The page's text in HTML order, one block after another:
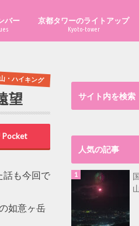
バー 京都タワーのライトアップ
Kyoto-tower
・ハイキング
望
Pocket
話も今回で
如意ヶ岳
サイト内を検索
人気の記事